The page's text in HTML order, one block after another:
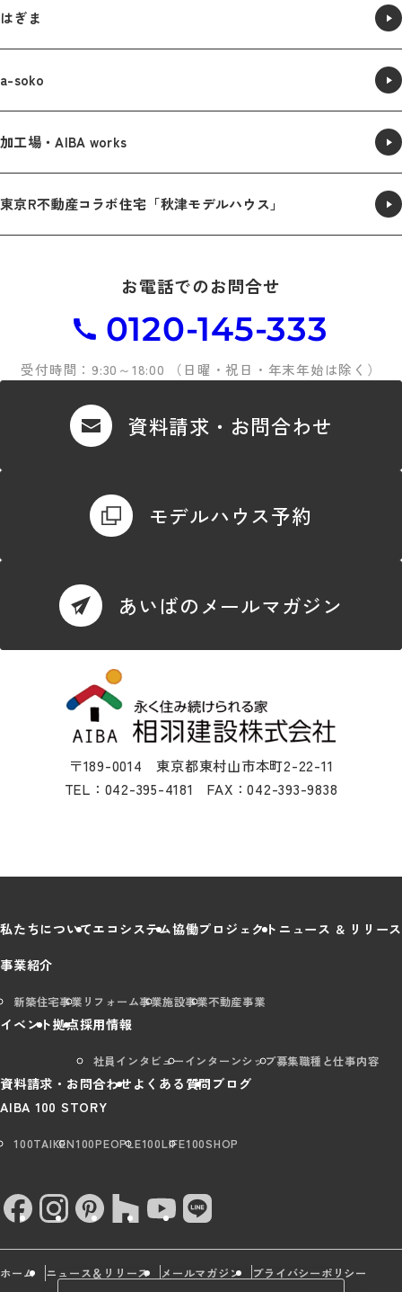
はぎま
a-soko
加工場・AIBA works
東京R不動産コラボ住宅「秋津モデルハウス」
お電話でのお問合せ
0120-145-333
受付時間：9:30～18:00 （日曜・祝日・年末年始は除く）
資料請求・お問合わせ
モデルハウス予約
あいばのメールマガジン
〒189-0014 東京都東村山市本町2-22-11
TEL：042-395-4181 FAX：042-393-9838
私たちについてエコシステム協働プロジェクト ニュース & リリース
事業紹介
新築住宅事業 リフォーム事業施設事業不動産事業
イベント拠点採用情報
社員インタビューインターンシップ募集職種と仕事内容
資料請求・お問合わせ よくある質問 ブログ
AIBA 100 STORY
100TAIKEN100PEOPLE100LIFE100SHOP
ホーム ニュース＆リリース メールマガジン プライバシーポリシー